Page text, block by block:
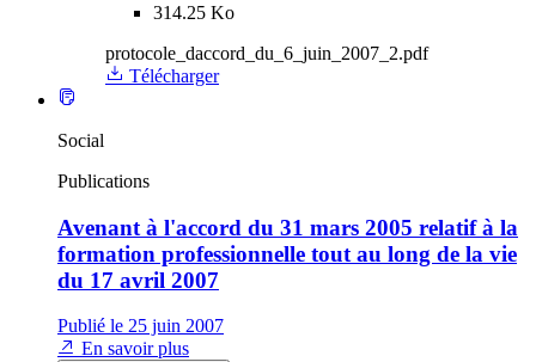
314.25 Ko
protocole_daccord_du_6_juin_2007_2.pdf
Télécharger
Social
Publications
Avenant à l'accord du 31 mars 2005 relatif à la
formation professionnelle tout au long de la vie
du 17 avril 2007
Publié le 25 juin 2007
En savoir plus